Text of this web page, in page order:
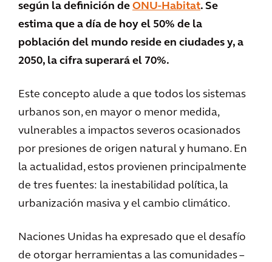
según la definición de ONU-Habitat. Se
estima que a día de hoy el 50% de la
población del mundo reside en ciudades y, a
2050, la cifra superará el 70%.
Este concepto alude a que todos los sistemas
urbanos son, en mayor o menor medida,
vulnerables a impactos severos ocasionados
por presiones de origen natural y humano. En
la actualidad, estos provienen principalmente
de tres fuentes: la inestabilidad política, la
urbanización masiva y el cambio climático.
Naciones Unidas ha expresado que el desafío
de otorgar herramientas a las comunidades –